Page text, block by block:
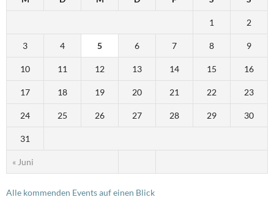
« Juni
1 2
3 4 5 6 7 8 9
10 11 12 13 14 15 16
17 18 19 20 21 22 23
24 25 26 27 28 29 30
31
Alle kommenden Events auf einen Blick